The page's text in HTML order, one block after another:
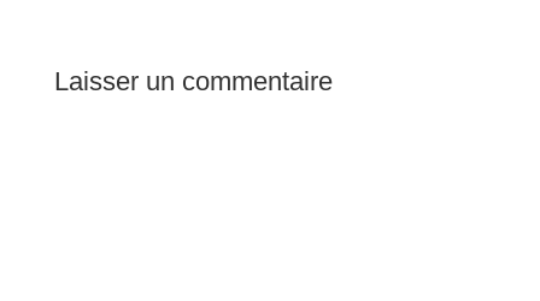
Laisser un commentaire